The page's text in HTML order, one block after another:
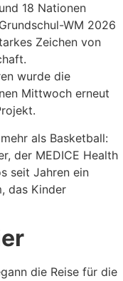
18 Nationen
WM 2026
Zeichen von
wurde die
Mittwoch erneut
als Basketball:
der MEDICE Health
seit Jahren ein
das Kinder
die Reise für die